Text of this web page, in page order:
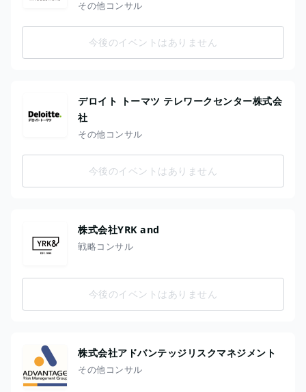
その他コンサル
今後のイベントはありません
デロイト トーマツ テレワークセンター株式会
社
その他コンサル
今後のイベントはありません
株式会社YRK and
戦略コンサル
今後のイベントはありません
株式会社アドバンテッジリスクマネジメント
その他コンサル